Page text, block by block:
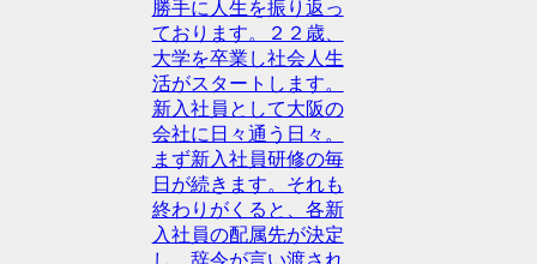
勝手に人生を振り返っ
ております。２２歳、
大学を卒業し社会人生
活がスタートします。
新入社員として大阪の
会社に日々通う日々。
まず新入社員研修の毎
日が続きます。それも
終わりがくると、各新
入社員の配属先が決定